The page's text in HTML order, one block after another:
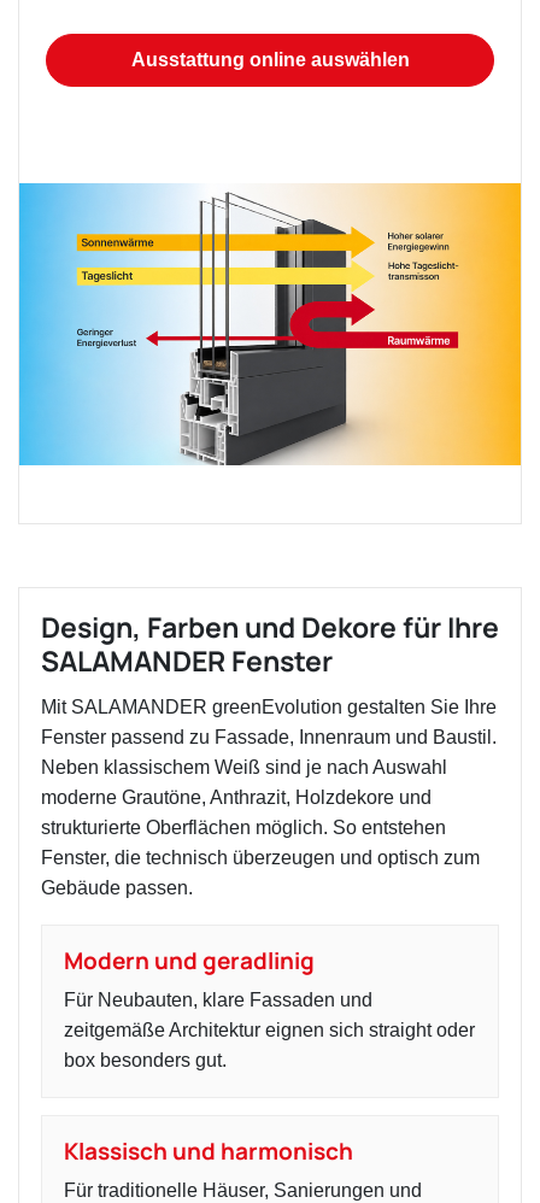
Ausstattung online auswählen
Design, Farben und Dekore für Ihre
SALAMANDER Fenster
Mit SALAMANDER greenEvolution gestalten Sie Ihre
Fenster passend zu Fassade, Innenraum und Baustil.
Neben klassischem Weiß sind je nach Auswahl
moderne Grautöne, Anthrazit, Holzdekore und
strukturierte Oberflächen möglich. So entstehen
Fenster, die technisch überzeugen und optisch zum
Gebäude passen.
Modern und geradlinig
Für Neubauten, klare Fassaden und
zeitgemäße Architektur eignen sich straight oder
box besonders gut.
Klassisch und harmonisch
Für traditionelle Häuser, Sanierungen und